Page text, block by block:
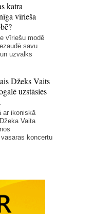
katra
vīrieša
vīriešu modē
savu
uzvalks
Džeks Vaits
uzstāsies
ar ikoniskā
Vaita
koncertu